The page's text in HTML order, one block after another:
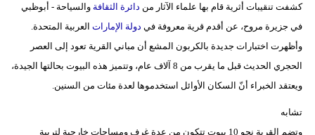
إسلامية
علوم
وتكنولوجيا
مدوَّنات
كشفت تنقيبات أثرية قام بها علماء الآثار من دائرة الثقافة والسياحة - أبوظبي
في جزيرة مروح، عن أقدم قرية معروفة في دولة الإمارات العربية المتحدة.
وأظهرت اختبارات جديدة بالكربون المشع أن مباني القرية تعود إلى العصر
الحجري الحديث قبل ما يقرب من 8 آلاف عام، وتتميز هذه البيوت بحالتها الجيدة،
ويعتقد الخبراء أنّ السكان الأوائل استخدموها لعدة مئات من السنين.
تشابه
وتضم القرية نحو 10 بيوت تتكون من عدة غرف ومساحات خارجية لتربية